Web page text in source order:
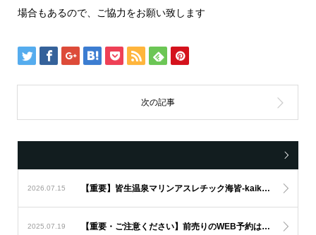
場合もあるので、ご協力をお願い致します
2026.07.15 【重要】皆生温泉マリンアスレチック海皆-kaikai-からの重要なお知らせ
2025.07.19 【重要・ご注意ください】前売りのWEB予約は参加希望日の前日17：00が締め切りです。